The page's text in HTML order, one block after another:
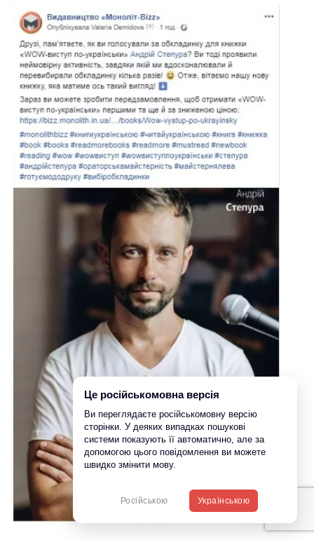
Це російськомовна версія
Ви переглядаєте російськомовну версію
сторінки. У деяких випадках пошукові
системи показують її автоматично, але за
допомогою цього повідомлення ви можете
швидко змінити мову.
Російською Українською